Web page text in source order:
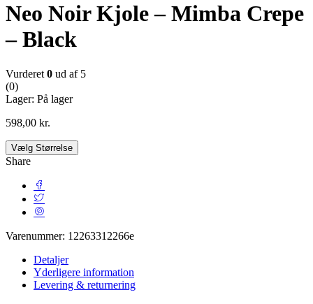
Neo Noir Kjole – Mimba Crepe
– Black
Vurderet 0 ud af 5
(0)
Lager: På lager
598,00 kr.
Vælg Størrelse
Share
Varenummer: 12263312266e
Detaljer
Yderligere information
Levering & returnering